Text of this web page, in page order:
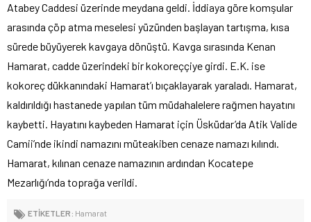
Atabey Caddesi üzerinde meydana geldi. İddiaya göre komşular
arasında çöp atma meselesi yüzünden başlayan tartışma, kısa
sürede büyüyerek kavgaya dönüştü. Kavga sırasında Kenan
Hamarat, cadde üzerindeki bir kokoreççiye girdi. E.K. ise
kokoreç dükkanındaki Hamarat’ı bıçaklayarak yaraladı. Hamarat,
kaldırıldığı hastanede yapılan tüm müdahalelere rağmen hayatını
kaybetti. Hayatını kaybeden Hamarat için Üsküdar’da Atik Valide
Camii’nde ikindi namazını müteakiben cenaze namazı kılındı.
Hamarat, kılınan cenaze namazının ardından Kocatepe
Mezarlığı’nda toprağa verildi.
ETİKETLER: Hamarat